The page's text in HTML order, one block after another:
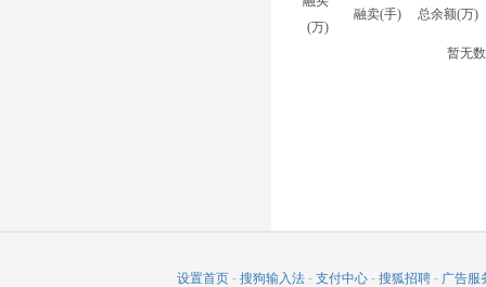
(万)
融卖(手) 总余额(万)
暂无
设置首页 - 搜狗输入法 - 支付中心 - 搜狐招聘 - 广告服